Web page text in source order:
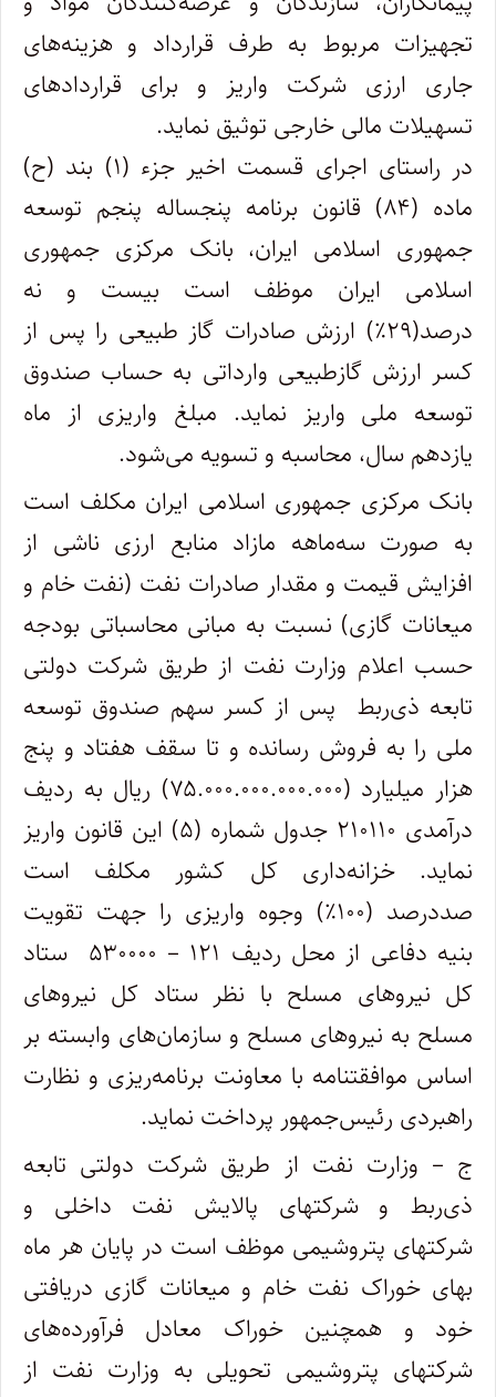
تجهیزات مربوط به طرف قرارداد و هزینه‌های
جاری ارزی شرکت واریز و برای قراردادهای
تسهیلات مالی خارجی توثیق نماید.
در راستای اجرای قسمت اخیر جزء‌ (۱) بند (ح)
ماده (۸۴) قانون برنامه پنجساله پنجم توسعه
جمهوری اسلامی ایران، بانک مرکزی جمهوری
اسلامی ایران موظف است بیست و نه
درصد(۲۹٪) ارزش صادرات گاز طبیعی را پس از
کسر ارزش گازطبیعی وارداتی به حساب صندوق
توسعه ملی واریز نماید. مبلغ واریزی از ماه
یازدهم سال، محاسبه و تسویه می‌شود.
بانک مرکزی جمهوری اسلامی ایران مکلف است
به صورت سه‌ماهه مازاد منابع ارزی ناشی از
افزایش قیمت و مقدار صادرات نفت (نفت خام و
میعانات گازی) نسبت به مبانی محاسباتی بودجه
حسب اعلام وزارت نفت از طریق شرکت دولتی
تابعه ذی‌ربط پس از کسر سهم صندوق توسعه
ملی را به فروش رسانده و تا سقف هفتاد و پنج
هزار میلیارد (۷۵.۰۰۰.۰۰۰.۰۰۰.۰۰۰) ریال به ردیف
درآمدی ۲۱۰۱۱۰ جدول شماره (۵) این قانون واریز
نماید. خزانه‌داری کل کشور مکلف است
صددرصد (۱۰۰٪) وجوه واریزی را جهت تقویت
بنیه دفاعی از محل ردیف ۱۲۱ – ۵۳۰۰۰۰ ستاد
کل نیروهای مسلح با نظر ستاد کل نیروهای
مسلح به نیروهای مسلح و سازمان‌های وابسته بر
اساس موافقتنامه با معاونت برنامه‌ریزی و نظارت
راهبردی رئیس‌جمهور پرداخت نماید.
ج – وزارت نفت از طریق شرکت دولتی تابعه
ذی‌ربط و شرکتهای پالایش نفت داخلی و
شرکتهای پتروشیمی موظف است در پایان هر ماه
بهای خوراک نفت خام و میعانات گازی دریافتی
خود و همچنین خوراک معادل فرآورده‌های
شرکتهای پتروشیمی تحویلی به وزارت نفت از